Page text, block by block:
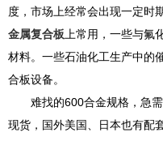
度，市场上经常会出现一定时
金属复合板 上常用，一些与氟
材料。一些石油化工生产中的
合板设备。
难找的600合金规格，急
现货，国外美国、日本也有配